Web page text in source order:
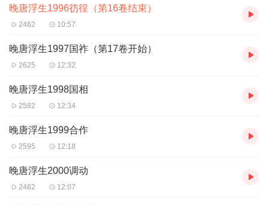
晚唐浮生1996彷徨（第16卷结束）
2462 10:57
晚唐浮生1997国祚（第17卷开始）
2625 12:32
晚唐浮生1998国相
2582 12:34
晚唐浮生1999合作
2595 12:18
晚唐浮生2000调动
2462 12:07